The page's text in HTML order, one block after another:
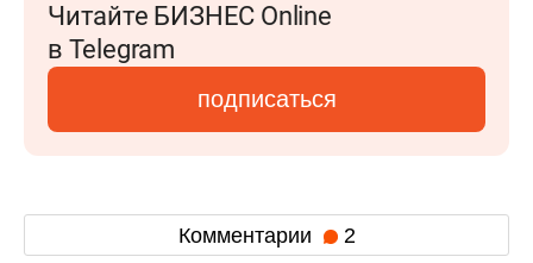
Читайте БИЗНЕС Online
в Telegram
подписаться
Комментарии 2